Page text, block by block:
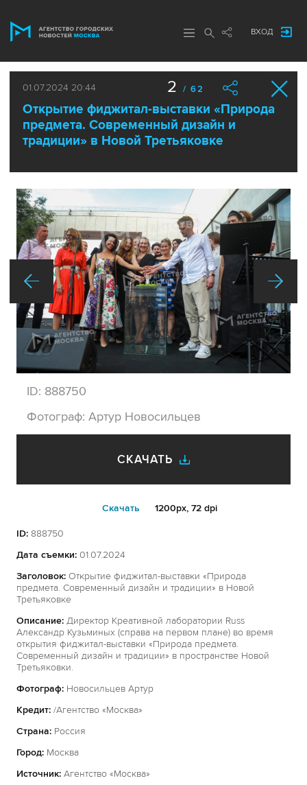
ВХОД
01.07.2024 20:44
Открытие фиджитал-выставки «Природа
предмета. Современный дизайн и
традиции» в Новой Третьяковке
2 / 62
ID: 888750
Фотограф: Артур Новосильцев
СКАЧАТЬ
Cкачать 1200px, 72 dpi
ID: 888750
Дата съемки: 01.07.2024
Заголовок: Открытие фиджитал-выставки «Природа
предмета. Современный дизайн и традиции» в Новой
Третьяковке
Описание: Директор Креативной лаборатории Russ
Александр Кузьминых (справа на первом плане) во время
открытия фиджитал-выставки «Природа предмета.
Современный дизайн и традиции» в пространстве Новой
Третьяковки.
Фотограф: Новосильцев Артур
Кредит: /Агентство «Москва»
Страна: Россия
Город: Москва
Источник: Агентство «Москва»